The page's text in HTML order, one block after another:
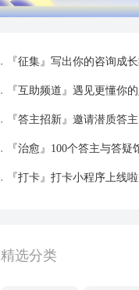
『征集』写出你的咨询成
『互助频道』遇见更懂你
『答主招新』邀请潜质答
『治愈』100个答主与答疑
『打卡』打卡小程序上线
精选分类